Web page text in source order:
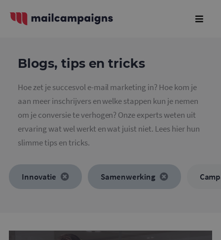
Blogs, tips en tricks
Hoe zet je succesvol e-mail marketing in? Hoe kom je
aan meer inschrijvers en welke stappen kun je nemen
om je conversie te verhogen? Onze experts weten uit
ervaring wat wel werkt en wat juist niet. Lees hier hun
slimme tips en tricks.
Innovatie Samenwerking